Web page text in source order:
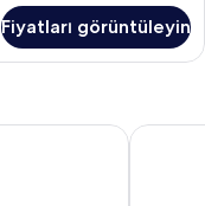
Fiyatları görüntüleyin